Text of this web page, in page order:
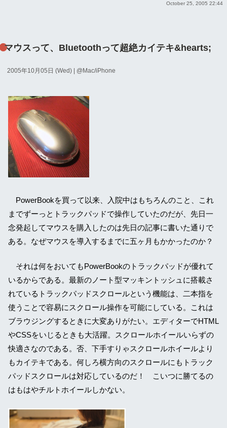
October 25, 2005 22:44
マウスって、Bluetoothって超絶カイテキ&hearts;
2005年10月05日 (Wed) | @Mac/iPhone
PowerBookを買って以来、入院中はもちろんのこと、これ
までずーっとトラックパッドで操作していたのだが、先日一
念発起してマウスを購入したのは先日の記事に書いた通りで
ある。なぜマウスを導入するまでに五ヶ月もかかったのか？
それは何をおいてもPowerBookのトラックパッドが優れて
いるからである。最新のノート型マッキントッシュに搭載さ
れているトラックパッドスクロールという機能は、二本指を
使うことで容易にスクロール操作を可能にしている。これは
ブラウジングするときに大変ありがたい。エディターでHTML
やCSSをいじるときも大活躍。スクロールホイールいらずの
快適さなのである。否、下手すりゃスクロールホイールより
もカイテキである。何しろ横方向のスクロールにもトラック
パッドスクロールは対応しているのだ！ こいつに勝てるの
はもはやチルトホイールしかない。